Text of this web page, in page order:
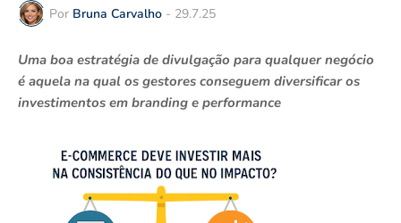
Por Bruna Carvalho - 29.7.25
Uma boa estratégia de divulgação para qualquer negócio
é aquela na qual os gestores conseguem diversificar os
investimentos em branding e performance